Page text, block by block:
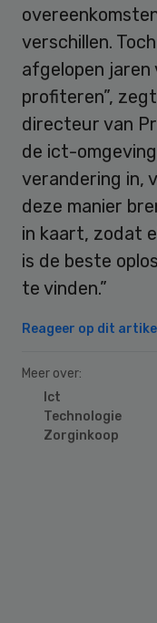
verschillen.
afgelopen
profiteren”,
directeur van
de ict-
verandering in,
deze manier
in kaart, zodat
is de beste
te vinden.”
Reageer op dit artikel
Meer over:
Ict
Technologie
Zorginkoop